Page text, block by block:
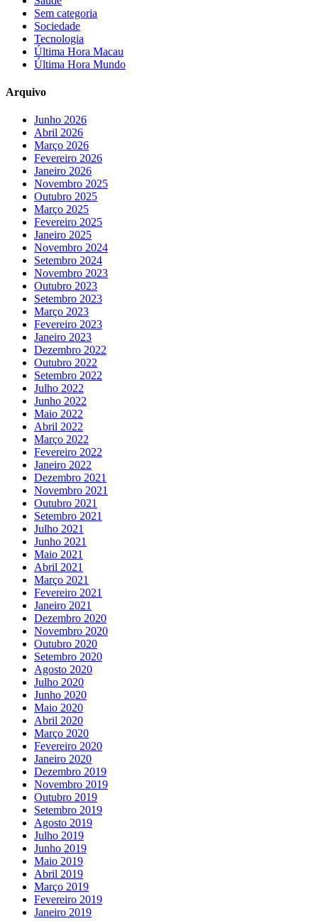
Sem categoria
Sociedade
Tecnologia
Última Hora Macau
Última Hora Mundo
Arquivo
Junho 2026
Abril 2026
Março 2026
Fevereiro 2026
Janeiro 2026
Novembro 2025
Outubro 2025
Março 2025
Fevereiro 2025
Janeiro 2025
Novembro 2024
Setembro 2024
Novembro 2023
Outubro 2023
Setembro 2023
Março 2023
Fevereiro 2023
Janeiro 2023
Dezembro 2022
Outubro 2022
Setembro 2022
Julho 2022
Junho 2022
Maio 2022
Abril 2022
Março 2022
Fevereiro 2022
Janeiro 2022
Dezembro 2021
Novembro 2021
Outubro 2021
Setembro 2021
Julho 2021
Junho 2021
Maio 2021
Abril 2021
Março 2021
Fevereiro 2021
Janeiro 2021
Dezembro 2020
Novembro 2020
Outubro 2020
Setembro 2020
Agosto 2020
Julho 2020
Junho 2020
Maio 2020
Abril 2020
Março 2020
Fevereiro 2020
Janeiro 2020
Dezembro 2019
Novembro 2019
Outubro 2019
Setembro 2019
Agosto 2019
Julho 2019
Junho 2019
Maio 2019
Abril 2019
Março 2019
Fevereiro 2019
Janeiro 2019